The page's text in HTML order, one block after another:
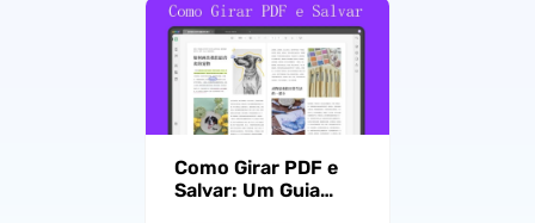
Como Girar PDF e
Salvar: Um Guia